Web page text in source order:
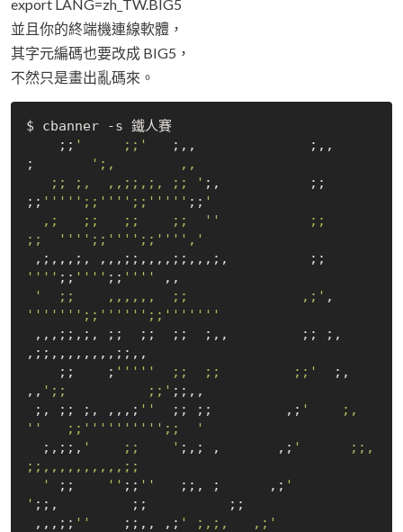
export LANG=zh_TW.BIG5
並且你的終端機連線軟體，
其字元編碼也要改成 BIG5，
不然只是畫出亂碼來。
$ cbanner -s 鐵人賽
    ;;
'     ;;'
   ;,,              ;,,
;
';,        ,,
   ;; ;,  ,,;;,;, ;; '
;,           ;;
;; '' '' ';;' '' ';;' '' '' ;; '
  ,;   ;;   ;;    ;;  '
'           ;;
;;  ' '' ';;' '' ';;' '' ','
'' '' ;; '' '' ;; '' ''
,,
'  ;;    ,,,,,,  ;;              ,;'
'' '' '' ';;' '' '' ';;' '' '' ''
,;;,,,,,,,,;;,,
    ;;    ;
'' '' '  ;;  ;;         ;;'
  ;,
,, ';;          ;;' ;;,,
;, ;; ;, ,,,; ''
  ;; ;;         ,;
'    ;,
' '   ;;' '' '' '' '' ';;  '
  ;,;;,
'    ;;    ' ;,; ,       ,; '      ;;,
;;,,,,,,,,,,;;
  '
;; '' ;; ''
   ;;, ;      ,;
'
' ;;,         ;;          ;;
,,,;; ''
    ;;,, ,;
' ;,;,   ,;'